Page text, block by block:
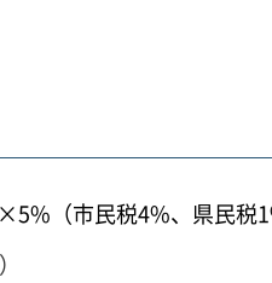
（市民税4%、県民税